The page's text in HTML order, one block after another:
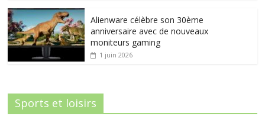
Alienware célèbre son 30ème
anniversaire avec de nouveaux
moniteurs gaming
1 juin 2026
Sports et loisirs